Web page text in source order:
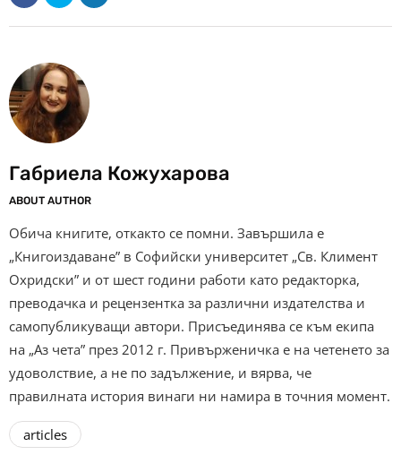
Габриела Кожухарова
ABOUT AUTHOR
Обича книгите, откакто се помни. Завършила е
„Книгоиздаване” в Софийски университет „Св. Климент
Охридски” и от шест години работи като редакторка,
преводачка и рецензентка за различни издателства и
самопубликуващи автори. Присъединява се към екипа
на „Аз чета” през 2012 г. Привърженичка е на четенето за
удоволствие, а не по задължение, и вярва, че
правилната история винаги ни намира в точния момент.
articles